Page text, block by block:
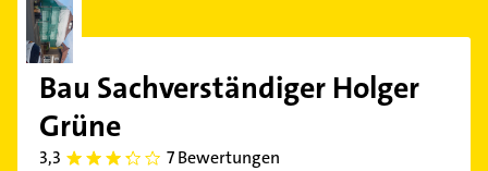
Bau Sachverständiger Holger
Grüne
3,3 3.3 7 Bewertungen